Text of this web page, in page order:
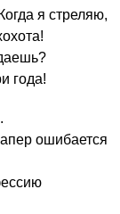
я стреляю,
года!
ошибается